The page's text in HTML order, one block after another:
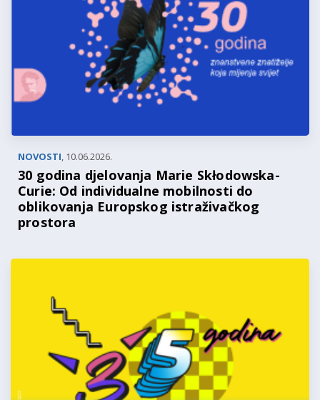
NOVOSTI, 10.06.2026.
30 godina djelovanja Marie Skłodowska-
Curie: Od individualne mobilnosti do
oblikovanja Europskog istraživačkog
prostora